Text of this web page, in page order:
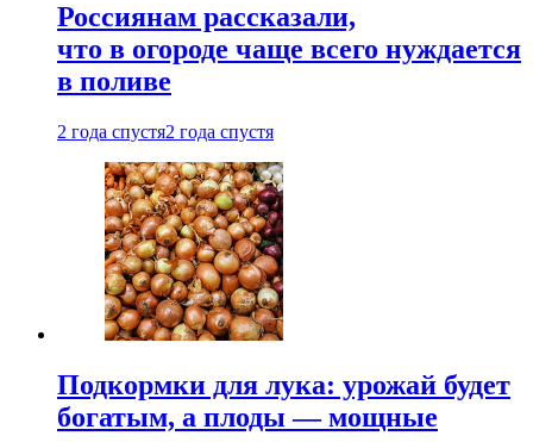
Россиянам рассказали,
что в огороде чаще всего нуждается
в поливе
2 года спустя2 года спустя
Подкормки для лука: урожай будет
богатым, а плоды — мощные